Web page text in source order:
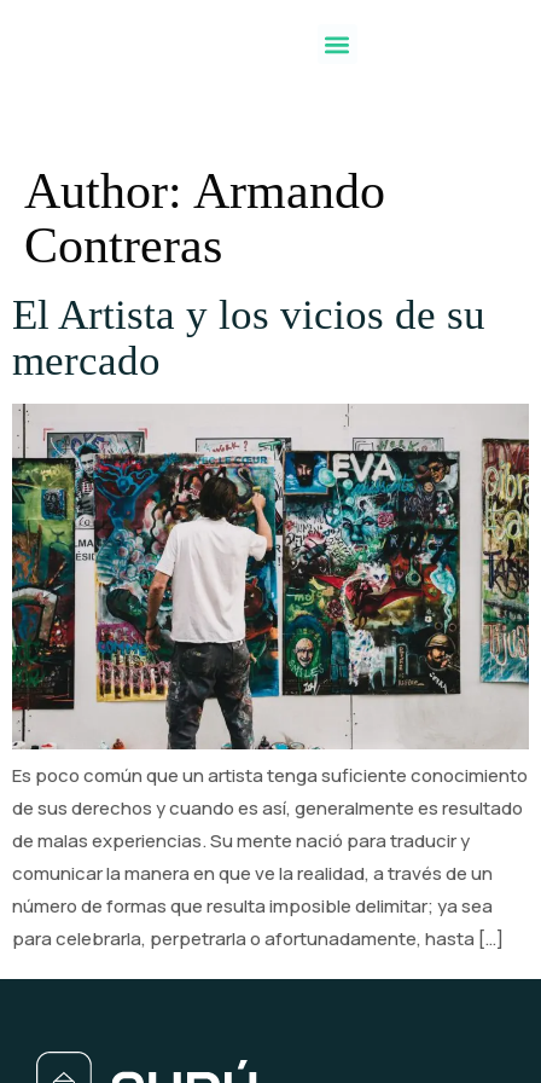
Author: Armando
Contreras
El Artista y los vicios de su
mercado
Es poco común que un artista tenga suficiente conocimiento
de sus derechos y cuando es así, generalmente es resultado
de malas experiencias. Su mente nació para traducir y
comunicar la manera en que ve la realidad, a través de un
número de formas que resulta imposible delimitar; ya sea
para celebrarla, perpetrarla o afortunadamente, hasta […]